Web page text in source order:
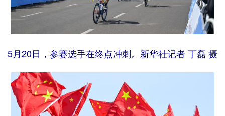
5月20日，参赛选手在终点冲刺。新华社记者 丁磊 摄